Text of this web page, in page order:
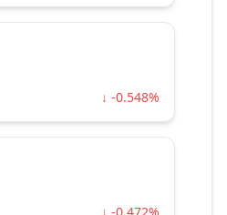
↓ -0.548%